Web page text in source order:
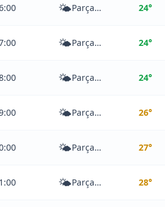
🌤️ Parçalı Bulutlu 24°
🌤️ Parçalı Bulutlu 24°
🌤️ Parçalı Bulutlu 24°
🌤️ Parçalı Bulutlu 26°
🌤️ Parçalı Bulutlu 27°
🌤️ Parçalı Bulutlu 28°